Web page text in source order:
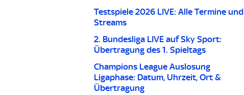
Testspiele 2026 LIVE: Alle Termine und
Streams
2. Bundesliga LIVE auf Sky Sport:
Übertragung des 1. Spieltags
Champions League Auslosung
Ligaphase: Datum, Uhrzeit, Ort &
Übertragung